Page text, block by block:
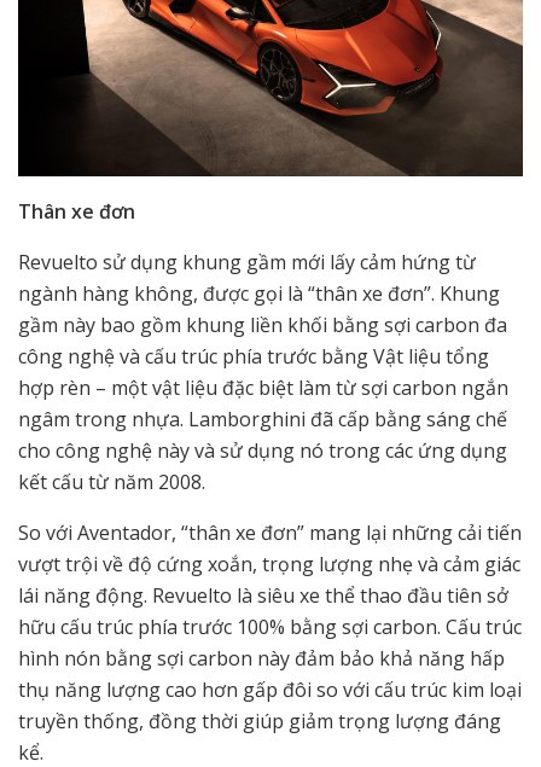
Thân xe đơn
Revuelto sử dụng khung gầm mới lấy cảm hứng từ
ngành hàng không, được gọi là “thân xe đơn”. Khung
gầm này bao gồm khung liền khối bằng sợi carbon đa
công nghệ và cấu trúc phía trước bằng Vật liệu tổng
hợp rèn – một vật liệu đặc biệt làm từ sợi carbon ngắn
ngâm trong nhựa. Lamborghini đã cấp bằng sáng chế
cho công nghệ này và sử dụng nó trong các ứng dụng
kết cấu từ năm 2008.
So với Aventador, “thân xe đơn” mang lại những cải tiến
vượt trội về độ cứng xoắn, trọng lượng nhẹ và cảm giác
lái năng động. Revuelto là siêu xe thể thao đầu tiên sở
hữu cấu trúc phía trước 100% bằng sợi carbon. Cấu trúc
hình nón bằng sợi carbon này đảm bảo khả năng hấp
thụ năng lượng cao hơn gấp đôi so với cấu trúc kim loại
truyền thống, đồng thời giúp giảm trọng lượng đáng
kể.